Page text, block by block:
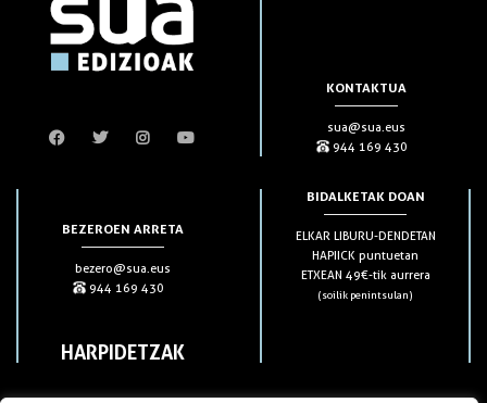
KONTAKTUA
sua@sua.eus
944 169 430
BEZEROEN ARRETA
bezero@sua.eus
944 169 430
HARPIDETZAK
BIDALKETAK DOAN
ELKAR LIBURU-DENDETAN
HAPIICK puntuetan
ETXEAN 49€-tik aurrera
(soilik penintsulan)